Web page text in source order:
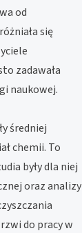
od
się
zadawała
naukowej.
średniej
chemii. To
były dla niej
oraz analizy
do pracy w